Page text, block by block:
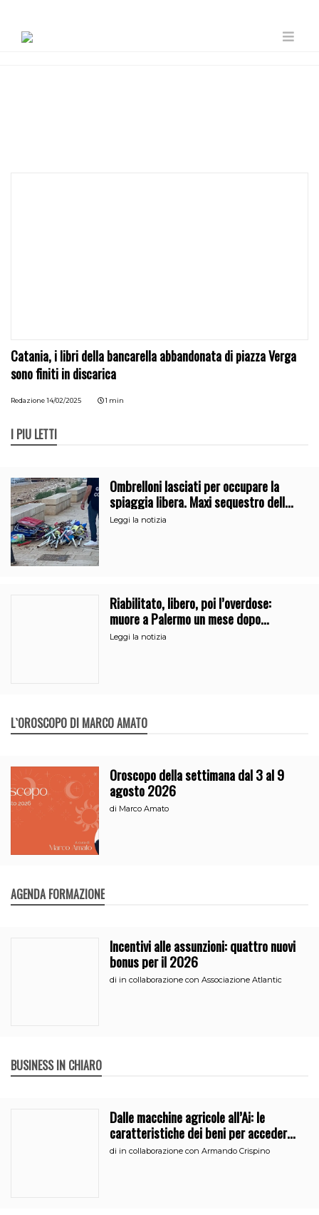
Catania, i libri della bancarella abbandonata di piazza Verga
sono finiti in discarica
Redazione 14/02/2025 1 min
I PIÙ LETTI
Ombrelloni lasciati per occupare la
spiaggia libera. Maxi sequestro della
Guardia Costiera
Leggi la notizia
Riabilitato, libero, poi l’overdose:
muore a Palermo un mese dopo
l’uscita dalla comunità
Leggi la notizia
L`OROSCOPO DI MARCO AMATO
Oroscopo della settimana dal 3 al 9
agosto 2026
di Marco Amato
AGENDA FORMAZIONE
Incentivi alle assunzioni: quattro nuovi
bonus per il 2026
di in collaborazione con Associazione Atlantic
BUSINESS IN CHIARO
Dalle macchine agricole all’Ai: le
caratteristiche dei beni per accedere
all’iperammortamento
di in collaborazione con Armando Crispino